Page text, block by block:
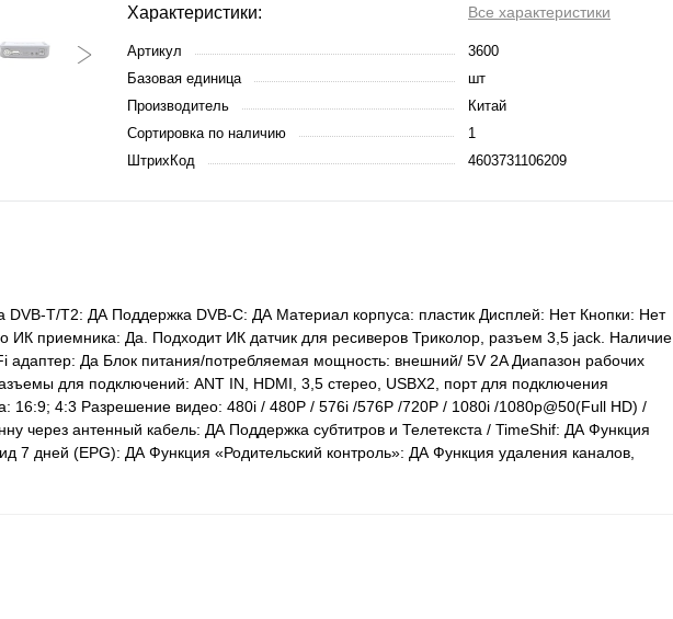
Характеристики: Все характеристики
Артикул
3600
Базовая единица
шт
Производитель
Китай
Сортировка по наличию
1
ШтрихКод
4603731106209
T/T2: ДА Поддержка DVB-C: ДА Материал корпуса: пластик Дисплей: Нет Кнопки: Нет
ИК приемника: Да. Подходит ИК датчик для ресиверов Триколор, разъем 3,5 jack. Наличие
адаптер: Да Блок питания/потребляемая мощность: внешний/ 5V 2A Диапазон рабочих
для подключений: ANT IN, HDMI, 3,5 стерео, USBХ2, порт для подключения
16:9; 4:3 Разрешение видео: 480i / 480P / 576i /576P /720P / 1080i /1080p@50(Full HD) /
через антенный кабель: ДА Поддержка субтитров и Телетекста / TimeShif: ДА Функция
7 дней (EPG): ДА Функция «Родительский контроль»: ДА Функция удаления каналов,